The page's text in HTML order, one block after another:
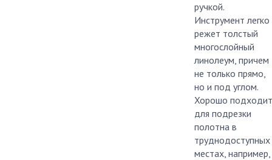
ручкой.
Инструмент легко
режет толстый
многослойный
линолеум, причем
не только прямо,
но и под углом.
Хорошо подходит
для подрезки
полотна в
труднодоступных
местах, например,